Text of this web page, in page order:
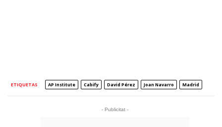
ETIQUETAS AP Institute Cabify David Pérez Joan Navarro Madrid
- Publicitat -